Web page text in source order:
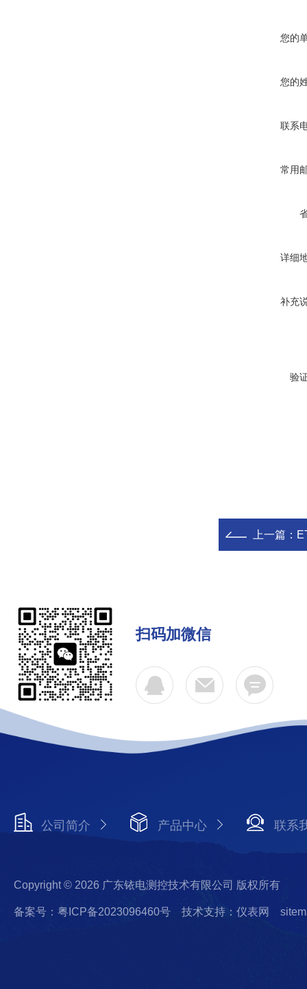
您的
您的
联系
常用
详细
补充
验
上一篇：
扫码加微信
公司简介 产品中心 联系
Copyright © 2026 广东铱电测控技术有限公司 版权所有
备案号：粤ICP备2023096460号 技术支持：仪表网